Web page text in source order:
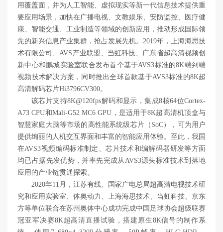
用覆盖面，并为人工智能、虚拟现实等新一代信息技术提供重
要应用场景，加快在广播电视、文教娱乐、安防监控、医疗健
康、智能交通、工业制造等领域的创新应用，推动形成国际领
先的新兴信息产业集群，抢占发展先机。2019年，上海海思技
术有限公司、AVS产业联盟、当虹科技、广东省超高清视频创
新中心和鹏城实验室联合发布首个基于AVS3标准的8K端到端
视频技术解决方案，同时推出全球首款基于AVS3标准的8K超
高清解码芯片Hi3796CV300。
该芯片支持8K@120fps解码和显示，集成8核64位Cortex-
A73 CPU和Mali-G52 MC6 GPU，是适用于8K超高清机顶盒与
智慧家庭大脑等市场的高性能系统级芯片（SoC），可为用户
提供绚丽的人机交互界面和丰富的智能应用体验。至此，我国
在AVS3视频编码标准制定、芯片技术和编解码器研发等方面
均已占据先发优势，并率先完成从AVS3源头标准技术到落地
应用的产业链贯通探索。
2020年11月，江苏有线、国家广电总局超高清电视技术研
究和应用实验室、体奥动力、上海海思技术、当虹科技、京东
方等单位联合在苏州奥体中心成功完成中国足球协会超级联赛
冠亚军决赛8K超高清直播试验，搭建原生8K信号的制作系